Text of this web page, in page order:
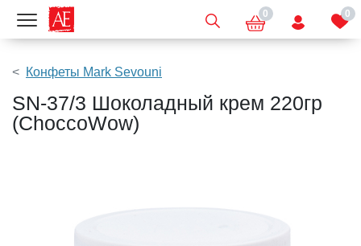
Показать меню 0 0
Конфеты Mark Sevouni
SN-37/3 Шоколадный крем 220гр
(ChoccoWow)